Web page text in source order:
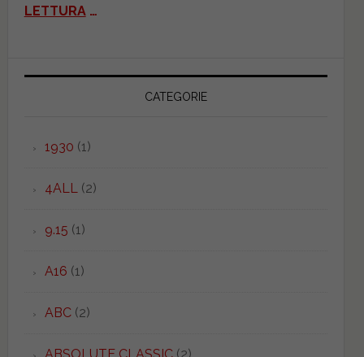
LETTURA…
CATEGORIE
1930 (1)
4ALL(2)
9.15 (1)
A16 (1)
ABC(2)